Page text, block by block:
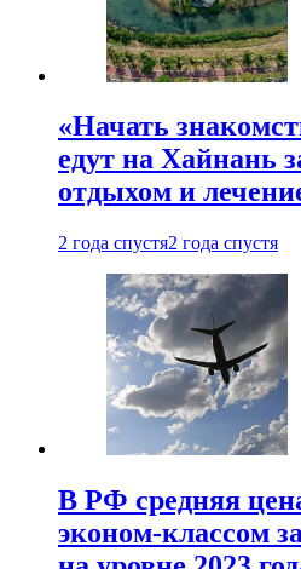
«Начать
едут на Хайнань
отдыхом и
2 года спустя2 года спустя
В РФ средняя
эконом-классом